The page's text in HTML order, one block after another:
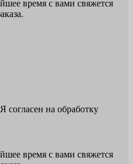
время с вами свяжется
Я согласен на обработку
время с вами свяжется